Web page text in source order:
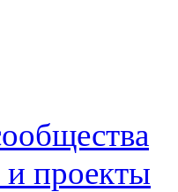
проекты